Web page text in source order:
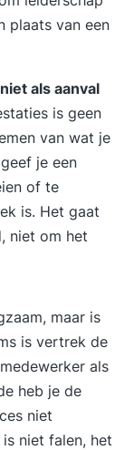
tijd en
te
- Je voelt
en
Tijdens
de focus
de training
Onze
jouw
kijken naar
cognitief,
Dat
met deze
training
een groep
plaats van een
als aanval
is geen
van wat je
je een
of te
is. Het gaat
niet om het
maar is
is vertrek de
als
heb je de
niet
niet falen, het